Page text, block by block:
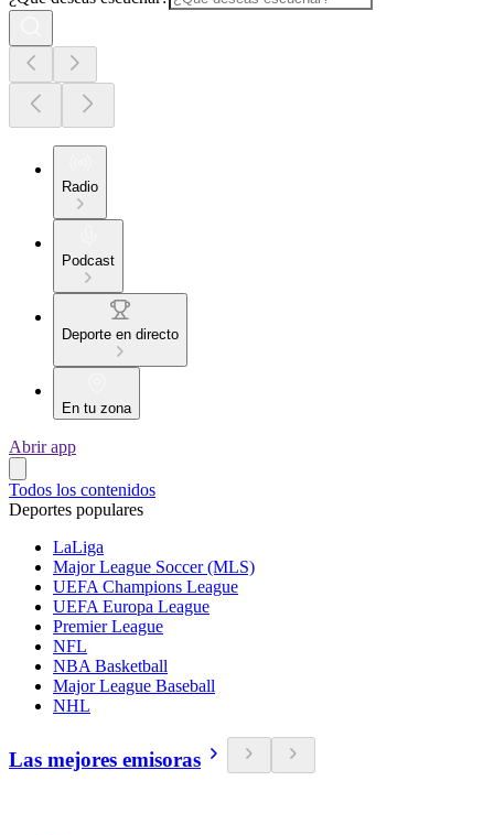
Radio
Podcast
Deporte en directo
En tu zona
Abrir app
Todos los contenidos
Deportes populares
LaLiga
Major League Soccer (MLS)
UEFA Champions League
UEFA Europa League
Premier League
NFL
NBA Basketball
Major League Baseball
NHL
Las mejores emisoras